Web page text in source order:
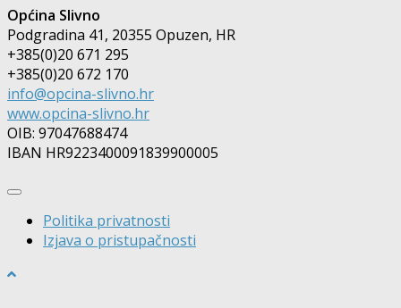
Općina Slivno
Podgradina 41, 20355 Opuzen, HR
+385(0)20 671 295
+385(0)20 672 170
info@opcina-slivno.hr
www.opcina-slivno.hr
OIB: 97047688474
IBAN HR9223400091839900005
Politika privatnosti
Izjava o pristupačnosti